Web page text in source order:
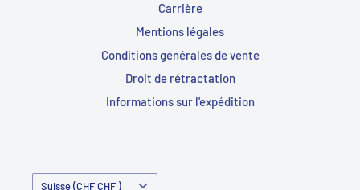
Carrière
Mentions légales
Conditions générales de vente
Droit de rétractation
Informations sur l'expédition
Pays/Région Suisse (CHF CHF )